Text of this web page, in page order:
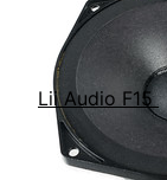
Lii Audio F15